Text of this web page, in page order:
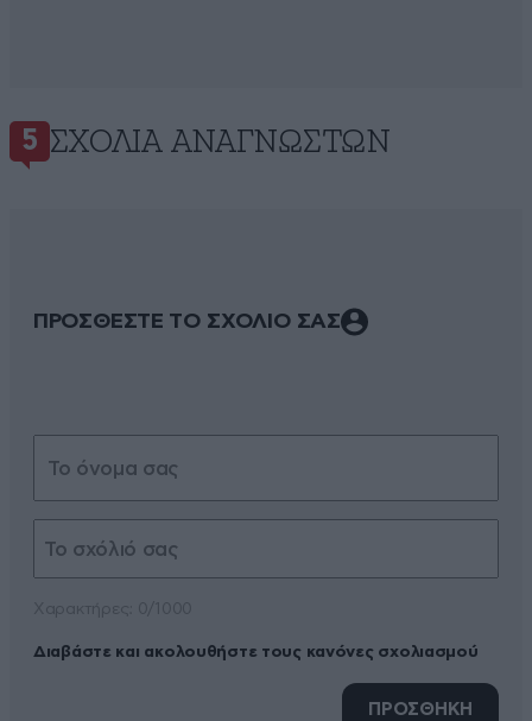
5 ΣΧΌΛΙΑ ΑΝΑΓΝΩΣΤΏΝ
ΠΡΟΣΘΕΣΤΕ ΤΟ ΣΧΟΛΙΟ ΣΑΣ
Διαβάστε και ακολουθήστε τους κανόνες σχολιασμού
ΠΡΟΣΘΗΚΗ